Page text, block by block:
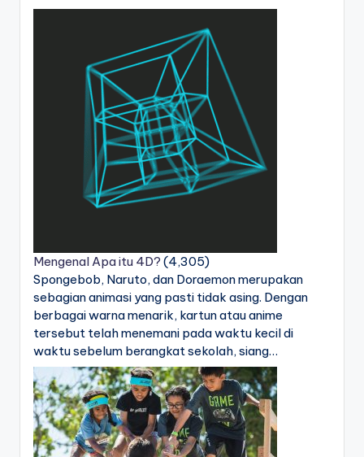
Mengenal Apa itu 4D? (4,305)
Spongebob, Naruto, dan Doraemon merupakan
sebagian animasi yang pasti tidak asing. Dengan
berbagai warna menarik, kartun atau anime
tersebut telah menemani pada waktu kecil di
waktu sebelum berangkat sekolah, siang…